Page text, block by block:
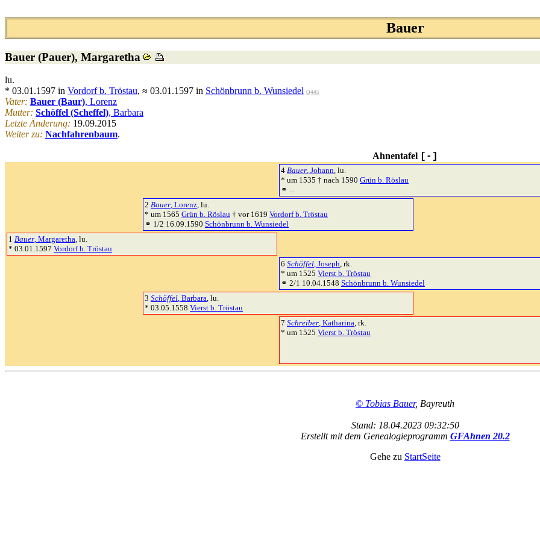
Bauer
Bauer (Pauer), Margaretha
lu.
* 03.01.1597 in Vordorf b. Tröstau, ≈ 03.01.1597 in Schönbrunn b. Wunsiedel Q445
Vater: Bauer (Baur), Lorenz
Mutter: Schöffel (Scheffel), Barbara
Letzte Änderung: 19.09.2015
Weiter zu: Nachfahrenbaum.
Ahnentafel [-]
4 Bauer, Johann, lu.
* um 1535 † nach 1590 Grün b. Röslau
⚭ ...
2 Bauer, Lorenz, lu.
* um 1565 Grün b. Röslau † vor 1619 Vordorf b. Tröstau
⚭ 1/2 16.09.1590 Schönbrunn b. Wunsiedel
1 Bauer, Margaretha, lu.
* 03.01.1597 Vordorf b. Tröstau
6 Schöffel, Joseph, rk.
* um 1525 Vierst b. Tröstau
⚭ 2/1 10.04.1548 Schönbrunn b. Wunsiedel
3 Schöffel, Barbara, lu.
* 03.05.1558 Vierst b. Tröstau
7 Schreiber, Katharina, rk.
* um 1525 Vierst b. Tröstau
© Tobias Bauer, Bayreuth
Stand: 18.04.2023 09:32:50
Erstellt mit dem Genealogieprogramm GFAhnen 20.2
Gehe zu StartSeite